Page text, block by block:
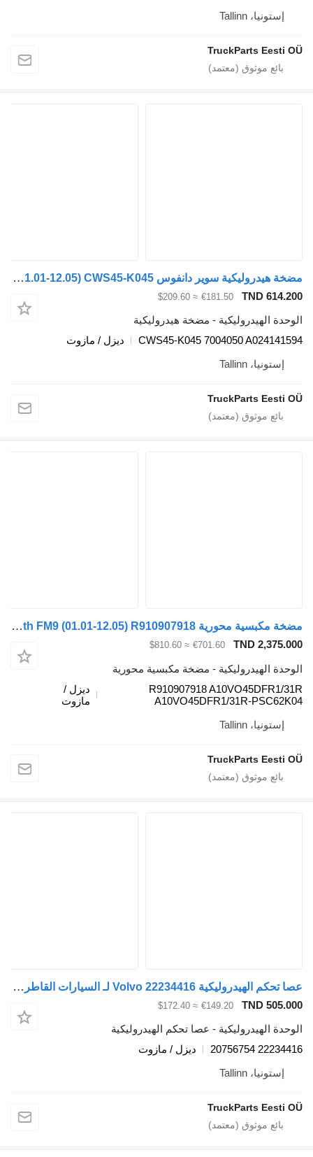
إستونيا، Tallinn
TruckParts
مضخة هيدروليكية سوير دانفوس FM9 (01.01-12.05) CWS45-K045 لـ السيارات القاطرة Volvo FM7-FM12, FM, FMX (1998-2014)
TND
€181.50
≈ $209.60
الهيدروليكية - مضخة هيدروليكية
CWS45-K045 7004050
ديزل / مازوت
إستونيا، Tallinn
TruckParts
مضخة مكبسية محورية Rexroth FM9 (01.01-12.05) R910907918 لـ السيارات القاطرة Volvo FM7-FM12, FM, FMX (1998-2014)
TND
€701.60
≈ $810.60
الهيدروليكية - مضخة مكبسية محورية
R910907918
A10VO45DFR1/31R-
ديزل /
مازوت
إستونيا، Tallinn
TruckParts
عصا تحكم الهيدروليكية Volvo 22234416 لـ السيارات القاطرة Volvo FM7-FM12, FM, FMX (1998-2014)
TND
€149.20
≈ $172.40
الهيدروليكية - عصا تحكم الهيدروليكية
22234416
ديزل / مازوت
إستونيا، Tallinn
TruckParts